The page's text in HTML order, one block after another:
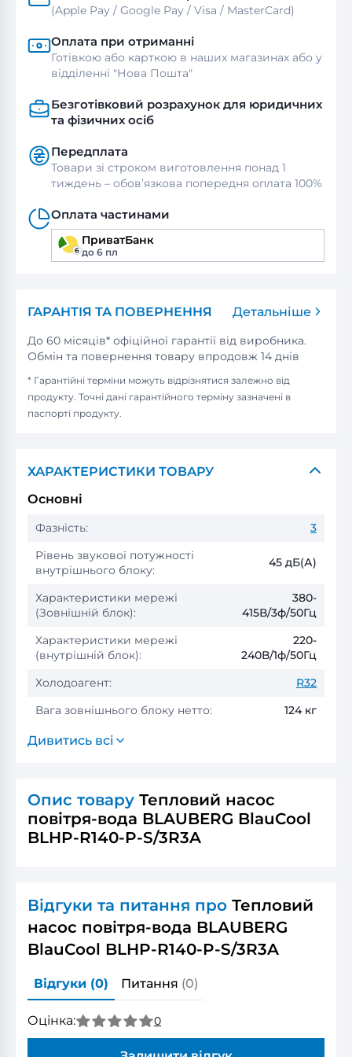
(Apple Pay / Google Pay / Visa / MasterСard)
Оплата при отриманні
Готівкою або карткою в наших магазинах або у
відділенні "Нова Пошта"
Безготівковий розрахунок для юридичних
та фізичних осіб
Передплата
Товари зі строком виготовлення понад 1
тиждень – обов’язкова попередня оплата 100%
Оплата частинами
ПриватБанк
до 6 пл
ГАРАНТІЯ ТА ПОВЕРНЕННЯ Детальніше
До 60 місяців* офіційної гарантії від виробника.
Обмін та повернення товару впродовж 14 днів
* Гарантійні терміни можуть відрізнятися залежно від
продукту. Точні дані гарантійного терміну зазначені в
паспорті продукту.
ХАРАКТЕРИСТИКИ ТОВАРУ
Основні
Фазність:
3
Рівень звукової потужності
внутрішнього блоку:
45 дБ(А)
Характеристики мережі
(Зовнішній блок):
380-
415В/3ф/50Гц
Характеристики мережі
(внутрішній блок):
220-
240В/1ф/50Гц
Холодоагент:
R32
Вага зовнішнього блоку нетто:
124 кг
Дивитись всі
Опис товару Тепловий насос
повітря-вода BLAUBERG BlauCool
BLHP‐R140‐P‐S/3R3A
Відгуки та питання про Тепловий
насос повітря-вода BLAUBERG
BlauCool BLHP‐R140‐P‐S/3R3A
Відгуки (0) Питання (0)
Оцінка: 0